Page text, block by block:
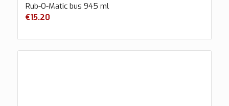
Rub-O-Matic bus 945 ml
€15.20